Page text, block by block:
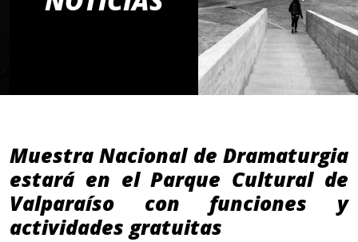
Muestra Nacional de Dramaturgia
estará en el Parque Cultural de
Valparaíso con funciones y
actividades gratuitas